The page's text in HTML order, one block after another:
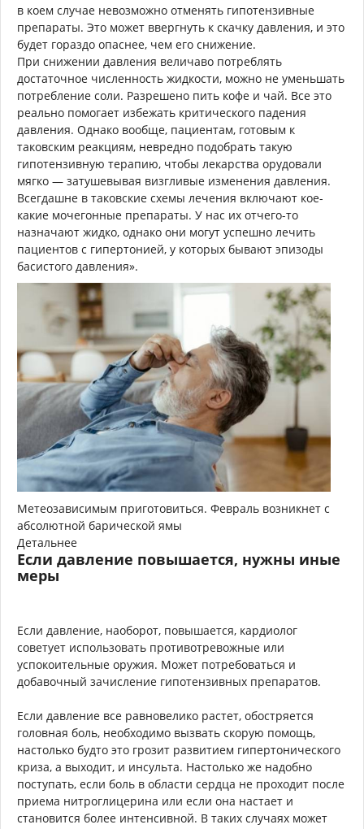
в коем случае невозможно отменять гипотензивные
препараты. Это может ввергнуть к скачку давления, и это
будет гораздо опаснее, чем его снижение.
При снижении давления величаво потреблять
достаточное численность жидкости, можно не уменьшать
потребление соли. Разрешено пить кофе и чай. Все это
реально помогает избежать критического падения
давления. Однако вообще, пациентам, готовым к
таковским реакциям, невредно подобрать такую
гипотензивную терапию, чтобы лекарства орудовали
мягко — затушевывая визгливые изменения давления.
Всегдашне в таковские схемы лечения включают кое-
какие мочегонные препараты. У нас их отчего-то
назначают жидко, однако они могут успешно лечить
пациентов с гипертонией, у которых бывают эпизоды
басистого давления».
Метеозависимым приготовиться. Февраль возникнет с
абсолютной барической ямы
Детальнее
Если давление повышается, нужны иные
меры
Если давление, наоборот, повышается, кардиолог
советует использовать противотревожные или
успокоительные оружия. Может потребоваться и
добавочный зачисление гипотензивных препаратов.
Если давление все равновелико растет, обостряется
головная боль, необходимо вызвать скорую помощь,
настолько будто это грозит развитием гипертонического
криза, а выходит, и инсульта. Настолько же надобно
поступать, если боль в области сердца не проходит после
приема нитроглицерина или если она настает и
становится более интенсивной. В таких случаях может